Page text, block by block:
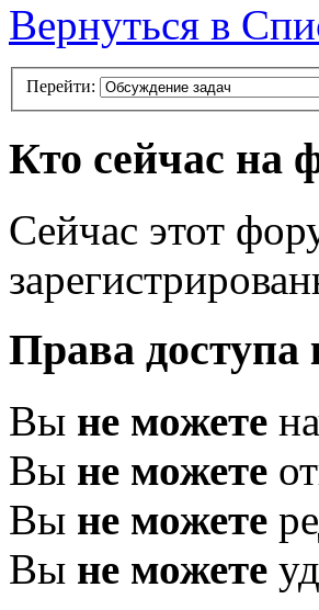
Вернуться в
Перейти:
Кто сейчас на
Сейчас этот
Права доступа
Вы не можете
Вы не можете
Вы не можете
Вы не можете